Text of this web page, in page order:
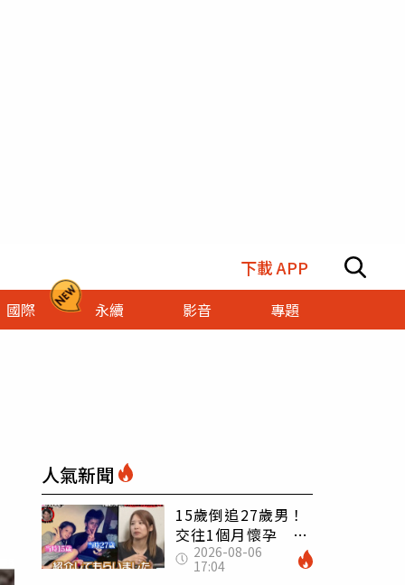
下載 APP
國際 永續 影音 專題
人氣新聞
15歲倒追27歲男！
交往1個月懷孕 36
歲當阿嬤故事曝光
2026-08-06
17:04